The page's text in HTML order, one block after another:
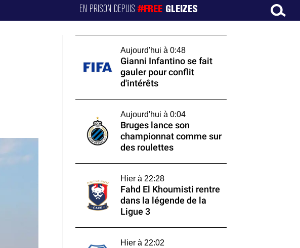
EN PRISON DEPUIS#FREE GLEIZES
Aujourd'hui à 0:48
Gianni Infantino se fait
gauler pour conflit
d'intérêts
Aujourd'hui à 0:04
Bruges lance son
championnat comme sur
des roulettes
Hier à 22:28
Fahd El Khoumisti rentre
dans la légende de la
Ligue 3
Hier à 22:02